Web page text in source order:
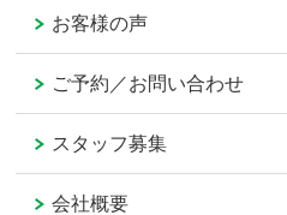
お客様の声
ご予約／お問い合わせ
スタッフ募集
会社概要